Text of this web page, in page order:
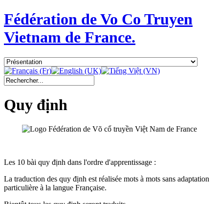
Fédération de Vo Co Truyen
Vietnam de France.
Quy định
Les 10 bài quy định dans l'ordre d'apprentissage :
La traduction des quy định est réalisée mots à mots sans adaptation
particulière à la langue Française.